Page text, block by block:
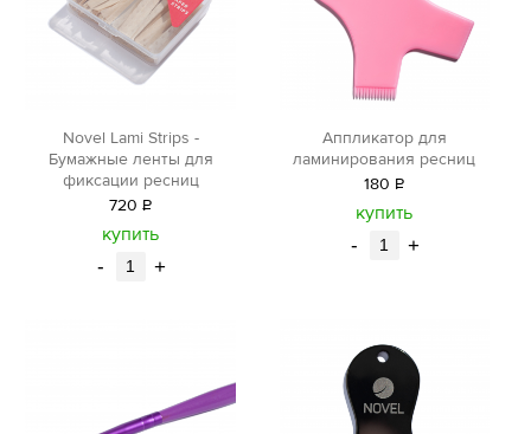
Novel Lami Strips -
Бумажные ленты для
фиксации ресниц
720 Р
уб.
купить
- +
Аппликатор для
ламинирования ресниц
180 Р
уб.
купить
- +